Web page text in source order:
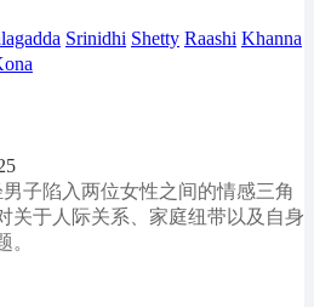
Srinidhi Shetty Raashi Khanna
子陷入两位女性之间的情感三角
关于人际关系、家庭纽带以及自身
。